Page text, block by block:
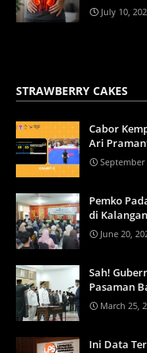
July 10,
STRAWBERRY CAKES
Cabor
Ari
September
Pemko
di
June 20,
Sah!
Pasaman
March 25,
Ini Data